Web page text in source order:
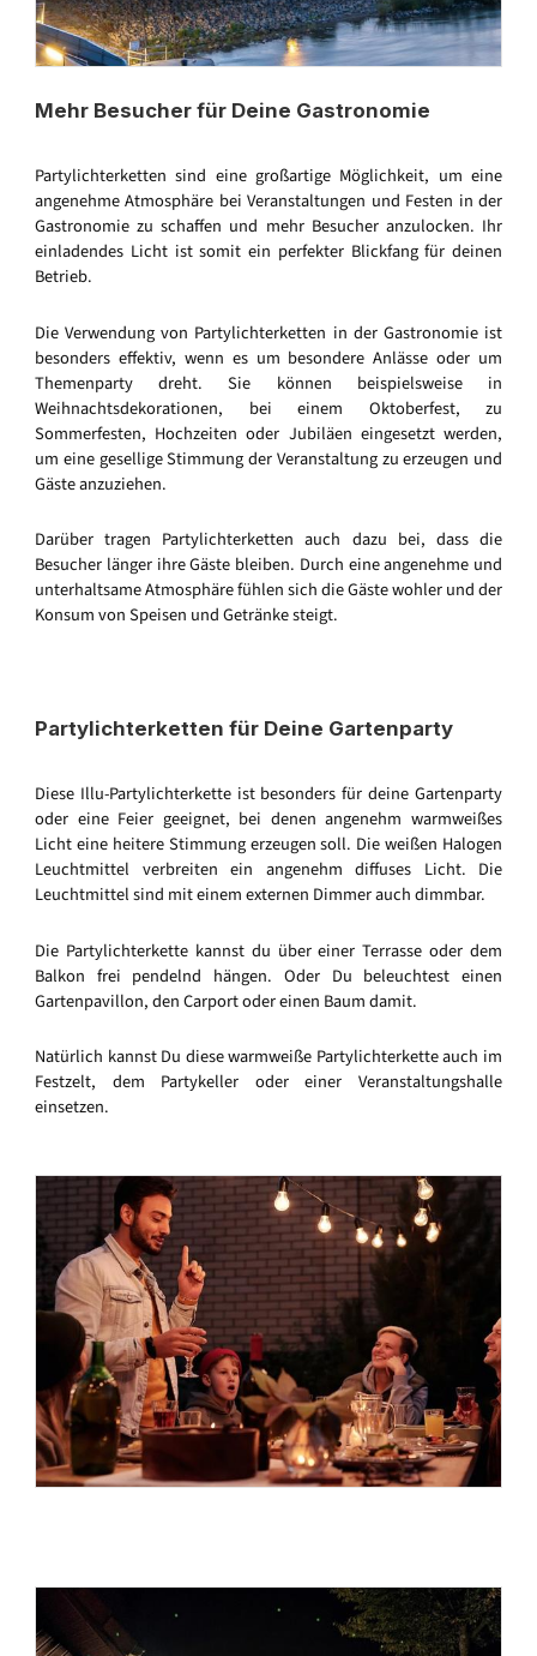
Mehr Besucher für Deine Gastronomie
Partylichterketten sind eine großartige Möglichkeit, um eine
angenehme Atmosphäre bei Veranstaltungen und Festen in der
Gastronomie zu schaffen und mehr Besucher anzulocken. Ihr
einladendes Licht ist somit ein perfekter Blickfang für deinen
Betrieb.
Die Verwendung von Partylichterketten in der Gastronomie ist
besonders effektiv, wenn es um besondere Anlässe oder um
Themenparty dreht. Sie können beispielsweise in
Weihnachtsdekorationen, bei einem Oktoberfest, zu
Sommerfesten, Hochzeiten oder Jubiläen eingesetzt werden,
um eine gesellige Stimmung der Veranstaltung zu erzeugen und
Gäste anzuziehen.
Darüber tragen Partylichterketten auch dazu bei, dass die
Besucher länger ihre Gäste bleiben. Durch eine angenehme und
unterhaltsame Atmosphäre fühlen sich die Gäste wohler und der
Konsum von Speisen und Getränke steigt.
Partylichterketten für Deine Gartenparty
Diese Illu-Partylichterkette ist besonders für deine Gartenparty
oder eine Feier geeignet, bei denen angenehm warmweißes
Licht eine heitere Stimmung erzeugen soll. Die weißen Halogen
Leuchtmittel verbreiten ein angenehm diffuses Licht. Die
Leuchtmittel sind mit einem externen Dimmer auch dimmbar.
Die Partylichterkette kannst du über einer Terrasse oder dem
Balkon frei pendelnd hängen. Oder Du beleuchtest einen
Gartenpavillon, den Carport oder einen Baum damit.
Natürlich kannst Du diese warmweiße Partylichterkette auch im
Festzelt, dem Partykeller oder einer Veranstaltungshalle
einsetzen.